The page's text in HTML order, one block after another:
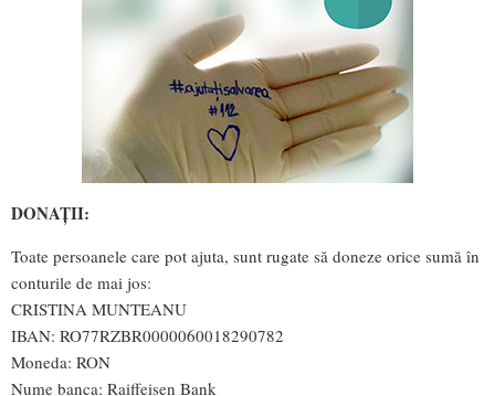
DONAȚII:
Toate persoanele care pot ajuta, sunt rugate să doneze orice sumă în
conturile de mai jos:
CRISTINA MUNTEANU
IBAN: RO77RZBR0000060018290782
Moneda: RON
Nume banca: Raiffeisen Bank